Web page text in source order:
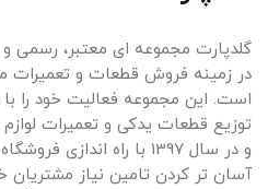
گلدپارت مجموعه ای معتبر،
در زمینه فروش قطعات و تعمیرات
است. این مجموعه فعالیت خود را
و در سال 1397 با راه
آسان تر کردن تامین نیاز مشتریان